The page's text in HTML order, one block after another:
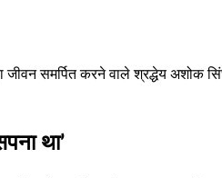
समर्पित करने वाले श्रद्धेय अशोक
था’